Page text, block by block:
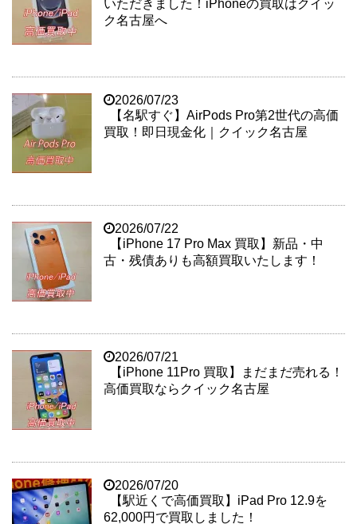
いただきました！iPhoneの買取はクイッ
ク名古屋へ
2026/07/23
【名駅すぐ】AirPods Pro第2世代の高価
買取！即日現金化｜クイック名古屋
2026/07/22
【iPhone 17 Pro Max 買取】新品・中
古・残債ありも高額買取いたします！
2026/07/21
【iPhone 11Pro 買取】まだまだ売れる！
高価買取ならクイック名古屋
2026/07/20
【駅近くで高価買取】iPad Pro 12.9を
62,000円で買取しました！